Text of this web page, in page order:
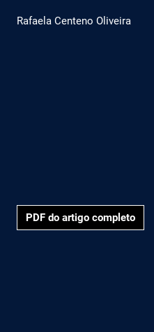
Rafaela Centeno Oliveira
PDF do artigo completo